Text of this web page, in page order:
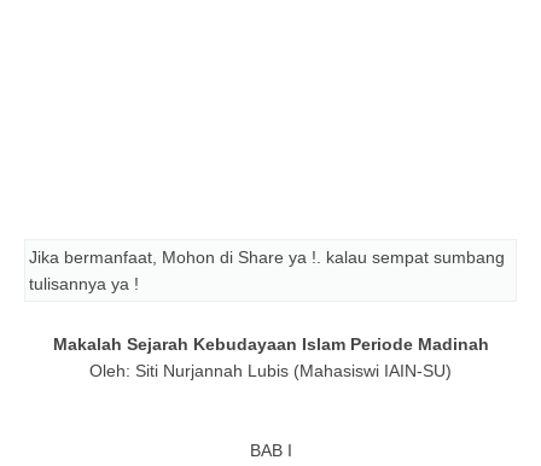
Jika bermanfaat, Mohon di Share ya !. kalau sempat sumbang
tulisannya ya !
Makalah Sejarah Kebudayaan Islam Periode Madinah
Oleh: Siti Nurjannah Lubis (Mahasiswi IAIN-SU)
BAB I